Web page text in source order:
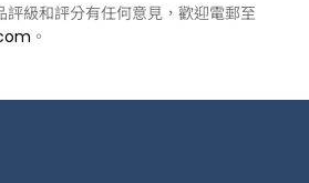
評級和評分有任何意見，歡迎電郵至
。